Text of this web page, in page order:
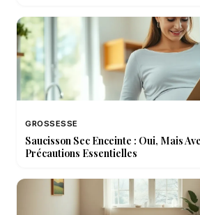
GROSSESSE
Saucisson Sec Enceinte : Oui, Mais
Précautions Essentielles